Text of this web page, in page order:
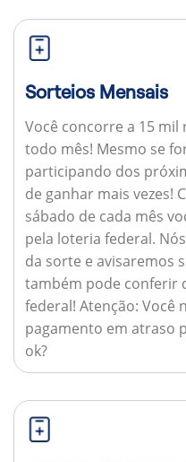
Sorteios Mensais
Você concorre a 15
todo mês! Mesmo se
participando dos
de ganhar mais vezes!
sábado de cada mês
pela loteria federal.
da sorte e avisaremos
também pode conferir
federal! Atenção: Você
pagamento em atraso
ok?